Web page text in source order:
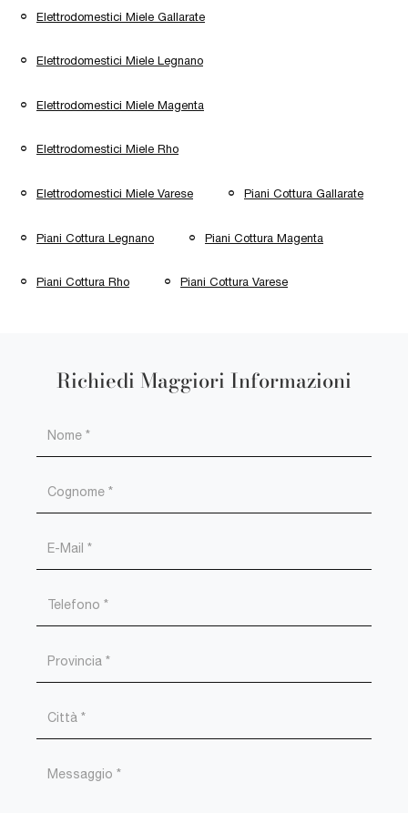
Elettrodomestici Miele Gallarate
Elettrodomestici Miele Legnano
Elettrodomestici Miele Magenta
Elettrodomestici Miele Rho
Elettrodomestici Miele Varese Piani Cottura Gallarate
Piani Cottura Legnano Piani Cottura Magenta
Piani Cottura Rho Piani Cottura Varese
Richiedi Maggiori Informazioni